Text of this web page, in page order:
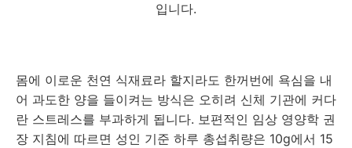
입니다.
몸에 이로운 천연 식재료라 할지라도 한꺼번에 욕심을 내
어 과도한 양을 들이켜는 방식은 오히려 신체 기관에 커다
란 스트레스를 부과하게 됩니다. 보편적인 임상 영양학 권
장 지침에 따르면 성인 기준 하루 총섭취량은 10g에서 15